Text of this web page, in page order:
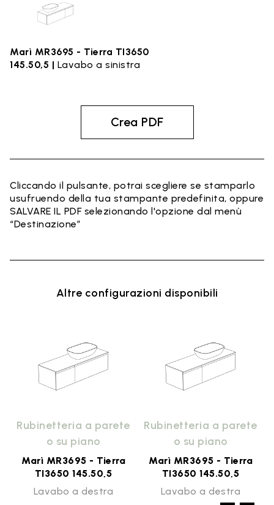
Marì MR3695 - Tierra TI3650
145.50,5 | Lavabo a sinistra
Crea PDF
Cliccando il pulsante, potrai scegliere se stamparlo
usufruendo della tua stampante predefinita, oppure
SALVARE IL PDF selezionando l'opzione dal menù
“Destinazione”
Altre configurazioni disponibili
Rubinetteria a parete
o su piano
Marì MR3695 - Tierra
TI3650 145.50,5
Lavabo a destra
Rubinetteria a parete
o su piano
Marì MR3695 - Tierra
TI3650 145.50,5
Lavabo a destra